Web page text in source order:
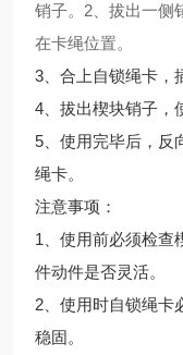
销子。2、拔出一侧
在卡绳位置。
3、合上自锁绳卡，
4、拔出楔块销子，
5、使用完毕后，反
绳卡。
注意事项：
1、使用前必须检查
件动件是否灵活。
2、使用时自锁绳卡
稳固。